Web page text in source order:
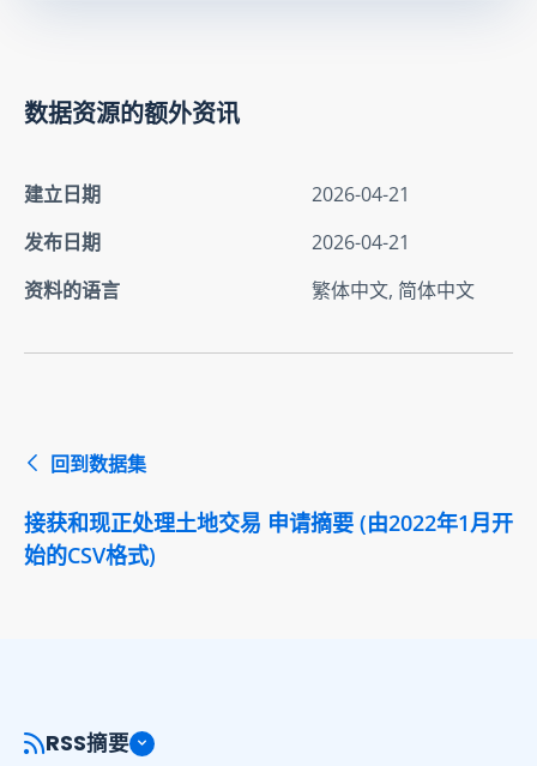
数据资源的额外资讯
建立日期
2026-04-21
发布日期
2026-04-21
资料的语言
繁体中文, 简体中文
回到数据集
接获和现正处理土地交易 申请摘要 (由2022年1月开
始的CSV格式)
RSS摘要